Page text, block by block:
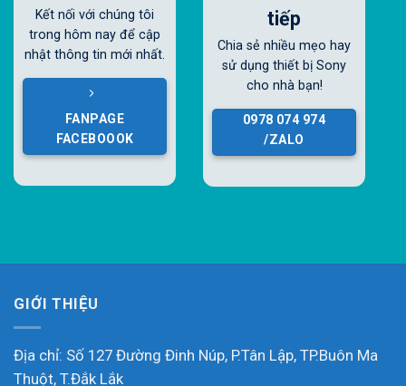
Kết nối với chúng tôi
trong hôm nay để cập
nhật thông tin mới nhất.
FANPAGE
FACEBOOOK
tiếp
Chia sẻ nhiều mẹo hay
sử dụng thiết bị Sony
cho nhà bạn!
0978 074 974
/ZALO
GIỚI THIỆU
Địa chỉ: Số 127 Đường Đinh Núp, P.Tân Lập, TP.Buôn Ma
Thuột, T.Đắk Lắk